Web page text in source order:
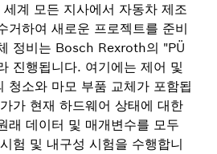
계 모든 지사에서 자동차 제조
거하여 새로운 프로젝트를 준비
정비는 Bosch Rexroth의 "PÜ
진행됩니다. 여기에는 제어 및
청소와 마모 부품 교체가 포함됩
가 현재 하드웨어 상태에 대한
래 데이터 및 매개변수를 모두
험 및 내구성 시험을 수행합니